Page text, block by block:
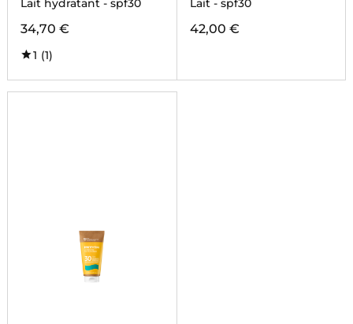
Lait hydratant - spf30
34,70 €
1 (1)
Lait - spf30
42,00 €